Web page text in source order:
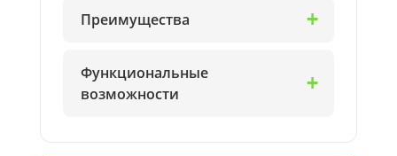
Преимущества
Функциональные
возможности